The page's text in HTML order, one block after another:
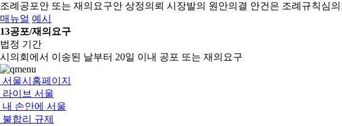
조례공포안 또는 재의요구안 상정의뢰 시장발의 원안의결 안건은 조례규칙심의
매뉴얼 예시
13공포/재의요구
법정 기간
시의회에서 이송된 날부터 20일 이내 공포 또는 재의요구
서울시홈페이지
라이브 서울
내 손안에 서울
불합리 규제